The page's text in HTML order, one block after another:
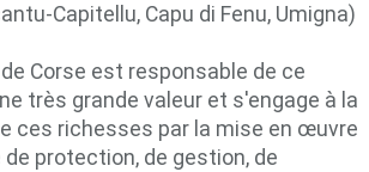
Capitellu, Capu di Fenu, Umigna)
Corse est responsable de ce
très grande valeur et s'engage à la
ces richesses par la mise en œuvre
protection, de gestion, de